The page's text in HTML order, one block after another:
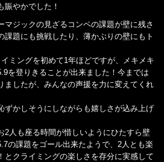
賑やかでした！
マジックの見ざるコンペの課題が壁に残さ
課題にも挑戦したり、薄かぶりの壁にもト
ミングを初めて1年ほどですが、メキメキ
を登りきることが出来ました！今までは
ましたが、みんなの声援を力に変えてくれ
ずかしそうにしながらも嬉しさが込み上げ
2人も座る時間が惜しいようにひたすら壁
の課題をゴール出来たようで、2人とも楽
とクライミングの楽しさを存分に実感して